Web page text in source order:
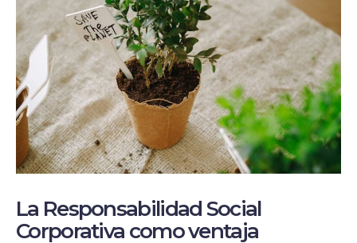
La Responsabilidad Social
Corporativa como ventaja